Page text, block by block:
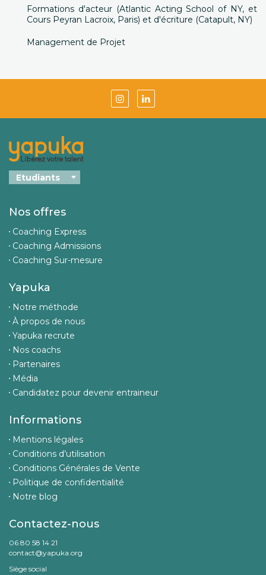
Formations d'acteur (Atlantic Acting School of NY, et
Cours Peyran Lacroix, Paris) et d'écriture (Catapult, NY)
Management de Projet
Nos offres
Coaching Express
Coaching Admissions
Coaching Sur-mesure
Yapuka
Notre méthode
À propos de nous
Yapuka recrute
Nos coachs
Partenaires
Média
Candidatez pour devenir entraineur
Informations
Mentions légales
Conditions d’utilisation
Conditions Générales de Vente
Politique de confidentialité
Notre blog
Contactez-nous
06 80 58 14 21
contact@yapuka.org
Siège social